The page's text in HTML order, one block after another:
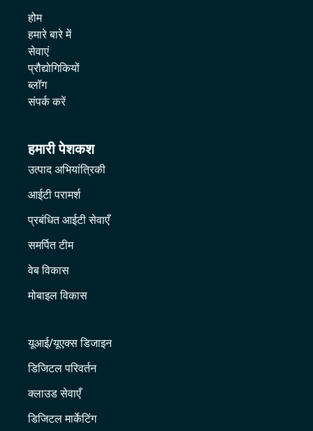
होम
हमारे बारे में
सेवाएं
प्रौद्योगिकियों
ब्लॉग
संपर्क करें
हमारी पेशकश
उत्पाद अभियांत्रिकी
आईटी परामर्श
प्रबंधित आईटी सेवाएँ
समर्पित टीम
वेब विकास
मोबाइल विकास
यूआई/यूएक्स डिजाइन
डिजिटल परिवर्तन
क्लाउड सेवाएँ
डिजिटल मार्केटिंग